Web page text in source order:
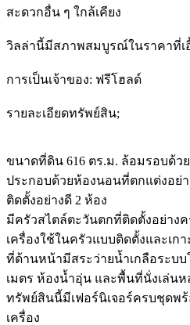
สะดวกอื่น ๆ ใกล้เคียง
วิลล่านี้มีสภาพสมบูรณ์ในราคาที่เอื้
การเป็นเจ้าของ: ฟรีโฮลด์
รายละเอียดทรัพย์สิน;
ขนาดที่ดิน 616 ตร.ม. ล้อมรอบด้ว
ประกอบด้วยห้องนอนที่ตกแต่งอย่
ติดตั้งอย่างดี 2 ห้อง
มีครัวสไตล์ตะวันตกที่ติดตั้งอย่า
เครื่องใช้ในครัวแบบติดตั้งและเกา
ที่ด้านหน้ามีสระว่ายน้ำเกลือระบบ
เมตร ห้องน้ำอุ่น และพื้นที่นั่งเล่นห
ทรัพย์สินนี้มีเฟอร์นิเจอร์ครบชุดพ
เครื่อง